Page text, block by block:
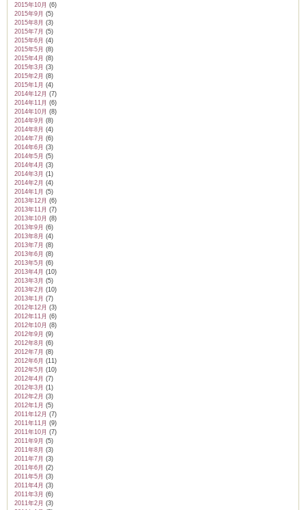
2015年10月 (6)
2015年9月 (5)
2015年8月 (3)
2015年7月 (5)
2015年6月 (4)
2015年5月 (8)
2015年4月 (8)
2015年3月 (3)
2015年2月 (8)
2015年1月 (4)
2014年12月 (7)
2014年11月 (6)
2014年10月 (8)
2014年9月 (8)
2014年8月 (4)
2014年7月 (6)
2014年6月 (3)
2014年5月 (5)
2014年4月 (3)
2014年3月 (1)
2014年2月 (4)
2014年1月 (5)
2013年12月 (6)
2013年11月 (7)
2013年10月 (8)
2013年9月 (6)
2013年8月 (4)
2013年7月 (8)
2013年6月 (8)
2013年5月 (6)
2013年4月 (10)
2013年3月 (5)
2013年2月 (10)
2013年1月 (7)
2012年12月 (3)
2012年11月 (6)
2012年10月 (8)
2012年9月 (9)
2012年8月 (6)
2012年7月 (8)
2012年6月 (11)
2012年5月 (10)
2012年4月 (7)
2012年3月 (1)
2012年2月 (3)
2012年1月 (5)
2011年12月 (7)
2011年11月 (9)
2011年10月 (7)
2011年9月 (5)
2011年8月 (3)
2011年7月 (3)
2011年6月 (2)
2011年5月 (3)
2011年4月 (3)
2011年3月 (6)
2011年2月 (3)